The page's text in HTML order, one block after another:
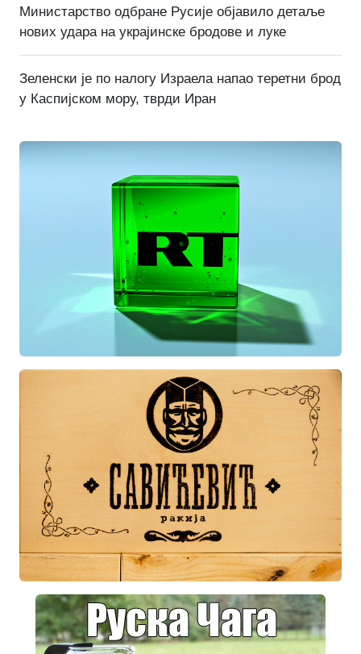
Министарство одбране Русије објавило детаље
нових удара на украјинске бродове и луке
Зеленски је по налогу Израела напао теретни брод
у Каспијском мору, тврди Иран